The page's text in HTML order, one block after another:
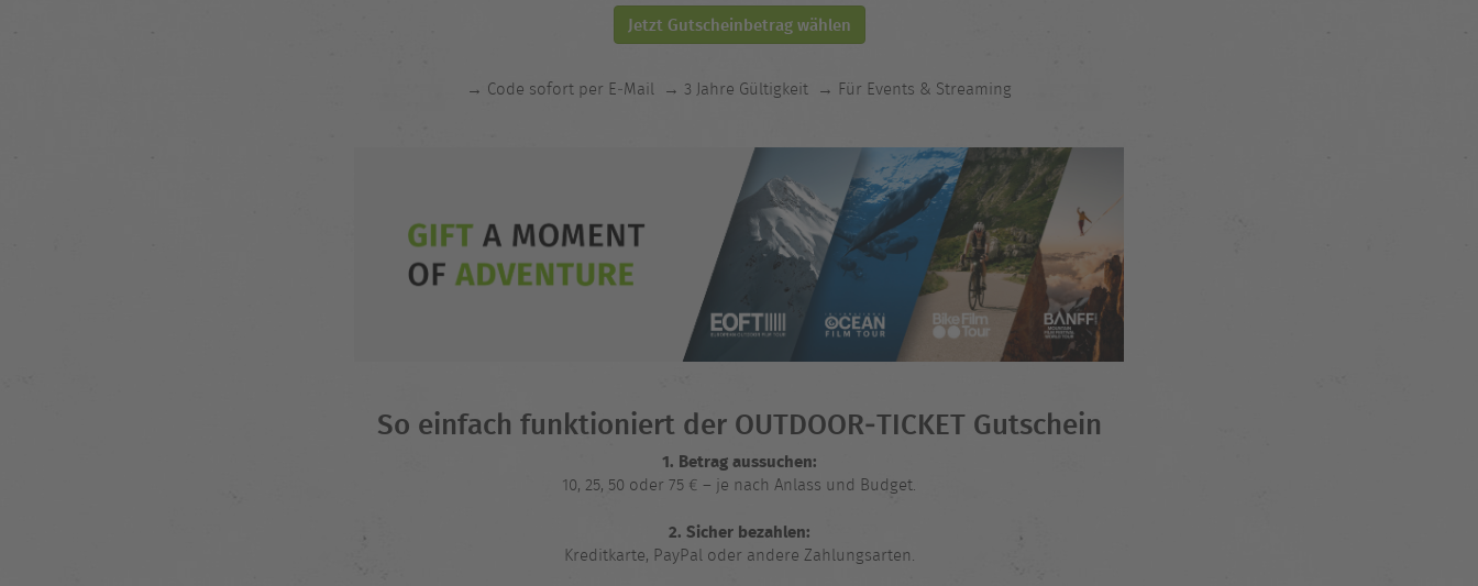
Jetzt Gutscheinbetrag wählen
→ Code sofort per E‑Mail → 3 Jahre Gültigkeit → Für Events & Streaming
So einfach funktioniert der OUTDOOR‑TICKET Gutschein
1. Betrag aussuchen:
10, 25, 50 oder 75 € – je nach Anlass und Budget.
2. Sicher bezahlen:
Kreditkarte, PayPal oder andere Zahlungsarten.